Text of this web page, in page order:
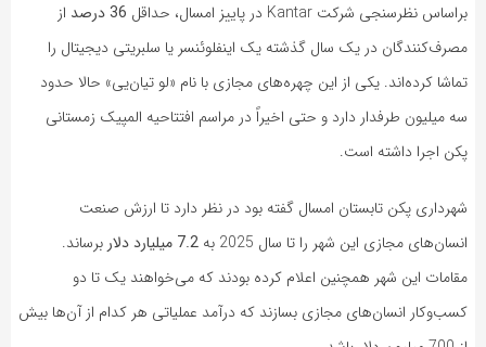
براساس نظرسنجی شرکت Kantar در پاییز امسال، حداقل 36 درصد
از
مصرف‌کنندگان در یک سال گذشته یک اینفلوئنسر یا سلبریتی دیجیتال را
تماشا کرده‌اند. یکی از این چهره‌های مجازی با نام «لو تیان‌یی» حالا حدود
سه میلیون طرفدار دارد و حتی اخیراً در مراسم افتتاحیه المپیک زمستانی
پکن اجرا داشته است.
شهرداری پکن تابستان امسال گفته بود در نظر دارد تا ارزش صنعت
انسان‌های مجازی این شهر را تا سال 2025 به
7.2 میلیارد دلار
برساند.
مقامات این شهر همچنین اعلام کرده بودند که می‌خواهند یک تا دو
کسب‌وکار انسان‌های مجازی بسازند که درآمد عملیاتی هر کدام از آن‌ها بیش